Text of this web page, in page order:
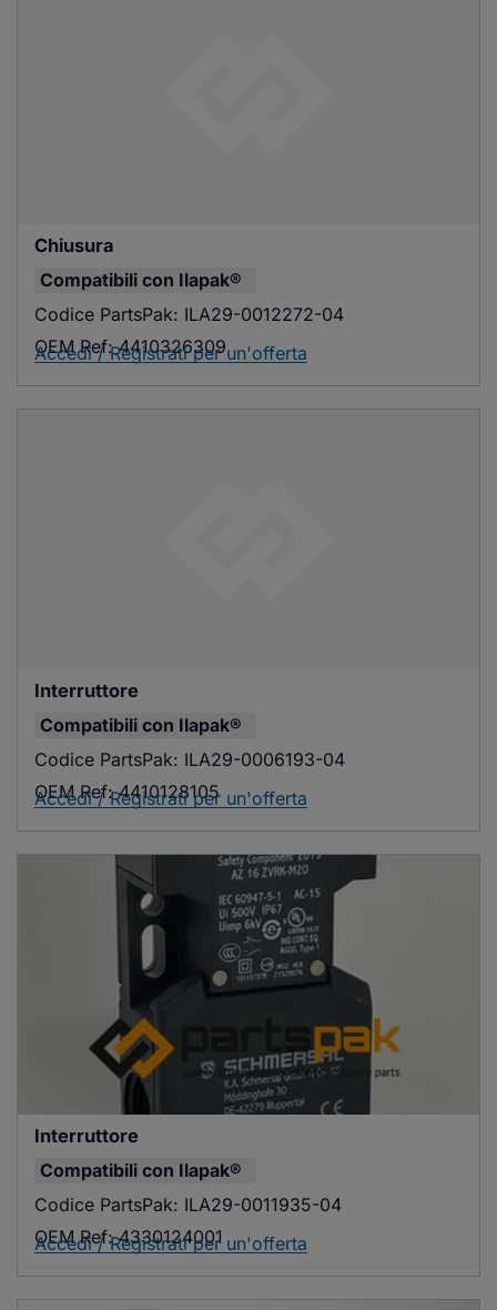
Chiusura
Compatibili con Ilapak®
Codice PartsPak: ILA29-0012272-04
OEM Ref: 4410326309
Accedi / Registrati per un'offerta
Interruttore
Compatibili con Ilapak®
Codice PartsPak: ILA29-0006193-04
OEM Ref: 4410128105
Accedi / Registrati per un'offerta
Interruttore
Compatibili con Ilapak®
Codice PartsPak: ILA29-0011935-04
OEM Ref: 4330124001
Accedi / Registrati per un'offerta